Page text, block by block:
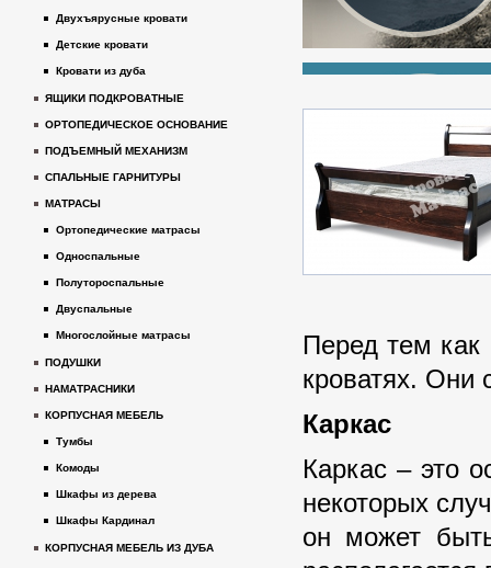
Перед тем как
кроватях. Они
Каркас
Каркас – это
некоторых
он может
Двухъярусные кровати
Детские кровати
Кровати из дуба
ЯЩИКИ ПОДКРОВАТНЫЕ
ОРТОПЕДИЧЕСКОЕ ОСНОВАНИЕ
ПОДЪЕМНЫЙ МЕХАНИЗМ
СПАЛЬНЫЕ ГАРНИТУРЫ
МАТРАСЫ
Ортопедические матрасы
Односпальные
Полутороспальные
Двуспальные
Многослойные матрасы
ПОДУШКИ
НАМАТРАСНИКИ
КОРПУСНАЯ МЕБЕЛЬ
Тумбы
Комоды
Шкафы из дерева
Шкафы Кардинал
КОРПУСНАЯ МЕБЕЛЬ ИЗ ДУБА